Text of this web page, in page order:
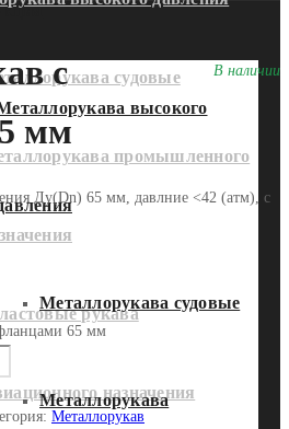
судовые
промышленного
рукава
назначения
высокого
Металлорукава судовые
Металлорукава
В наличии
с
мм
Ду(Dn) 65 мм, давлние <42 (атм), с
65 мм
Металлорукав